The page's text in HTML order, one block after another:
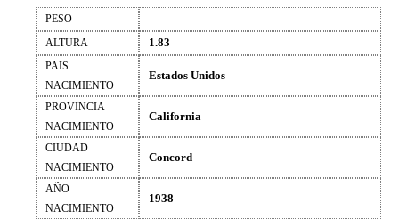
PESO
ALTURA
1.83
PAIS
NACIMIENTO
Estados Unidos
PROVINCIA
NACIMIENTO
California
CIUDAD
NACIMIENTO
Concord
AÑO
NACIMIENTO
1938